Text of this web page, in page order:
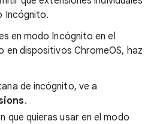
Incógnito.
en modo Incógnito en el
en dispositivos ChromeOS, haz
de incógnito, ve a
.
que quieras usar en el modo